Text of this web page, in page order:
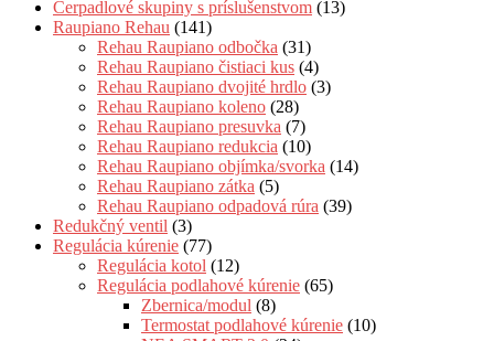
Čerpadlové skupiny s príslušenstvom (13)
Raupiano Rehau (141)
Rehau Raupiano odbočka (31)
Rehau Raupiano čistiaci kus (4)
Rehau Raupiano dvojité hrdlo (3)
Rehau Raupiano koleno (28)
Rehau Raupiano presuvka (7)
Rehau Raupiano redukcia (10)
Rehau Raupiano objímka/svorka (14)
Rehau Raupiano zátka (5)
Rehau Raupiano odpadová rúra (39)
Redukčný ventil (3)
Regulácia kúrenie (77)
Regulácia kotol (12)
Regulácia podlahové kúrenie (65)
Zbernica/modul (8)
Termostat podlahové kúrenie (10)